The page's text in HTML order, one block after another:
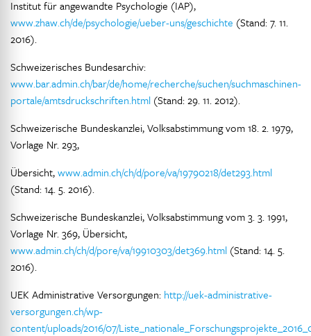
Institut für angewandte Psychologie (IAP),
www.zhaw.ch/de/psychologie/ueber-uns/geschichte (Stand: 7. 11.
2016).
Schweizerisches Bundesarchiv:
www.bar.admin.ch/bar/de/home/recherche/suchen/suchmaschinen-
portale/amtsdruckschriften.html (Stand: 29. 11. 2012).
Schweizerische Bundeskanzlei, Volksabstimmung vom 18. 2. 1979,
Vorlage Nr. 293,
Übersicht,www.admin.ch/ch/d/pore/va/19790218/det293.html
(Stand: 14. 5. 2016).
Schweizerische Bundeskanzlei, Volksabstimmung vom 3. 3. 1991,
Vorlage Nr. 369, Übersicht,
www.admin.ch/ch/d/pore/va/19910303/det369.html (Stand: 14. 5.
2016).
UEK Administrative Versorgungen: http://uek-administrative-
versorgungen.ch/wp-
content/uploads/2016/07/